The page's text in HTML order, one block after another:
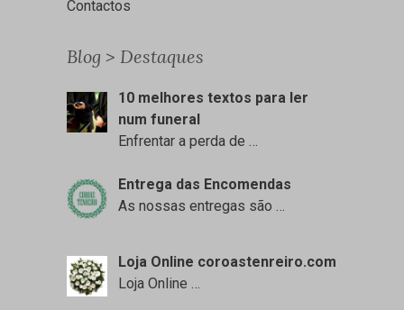
Contactos
Blog > Destaques
10 melhores textos para ler
num funeral
Enfrentar a perda de …
Entrega das Encomendas
As nossas entregas são …
Loja Online coroastenreiro.com
Loja Online …